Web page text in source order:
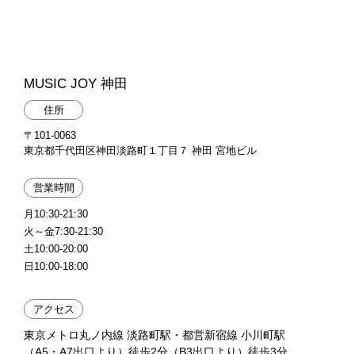
MUSIC JOY 神田
住所
〒101-0063
東京都千代田区神田淡路町１丁目７ 神田 宮地ビル
営業時間
月10:30-21:30
火～金7:30-21:30
土10:00-20:00
日10:00-18:00
アクセス
東京メトロ丸ノ内線 淡路町駅・都営新宿線 小川町駅